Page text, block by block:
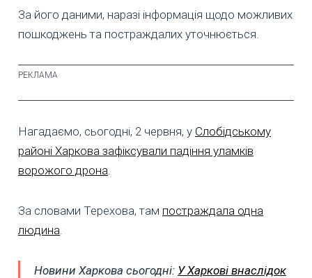
За його даними, наразі інформація щодо можливих
пошкоджень та постраждалих уточнюється.
Нагадаємо, сьогодні, 2 червня, у Слобідському
районі Харкова зафіксували падіння уламків
ворожого дрона
За словами Терехова, там постраждала одна
людина
Новини Харкова сьогодні: У Харкові внаслідок